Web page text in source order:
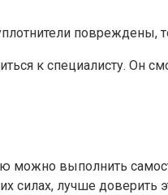
повреждены,
к специалисту. Он
выполнить
лучше доверить